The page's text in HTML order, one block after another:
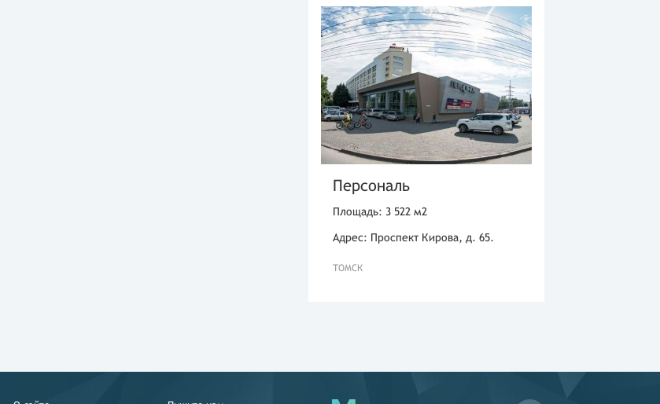
Персональ
Площадь: 3 522 м2
Адрес: Проспект Кирова, д. 65.
ТОМСК